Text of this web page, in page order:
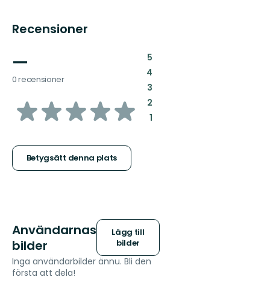
Recensioner
—
0 recensioner
av
stjärnor
Betygsätt denna plats
5:
4:
3:
2:
1:
Användarnas
bilder
Lägg till
bilder
Inga användarbilder ännu. Bli den
första att dela!